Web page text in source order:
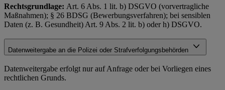
Rechtsgrundlage: Art. 6 Abs. 1 lit. b) DSGVO (vorvertragliche
Maßnahmen); § 26 BDSG (Bewerbungsverfahren); bei sensiblen
Daten (z. B. Gesundheit) Art. 9 Abs. 2 lit. b) oder h) DSGVO.
Datenweitergabe an die Polizei oder Strafverfolgungsbehörden
Datenweitergabe erfolgt nur auf Anfrage oder bei Vorliegen eines
rechtlichen Grunds.